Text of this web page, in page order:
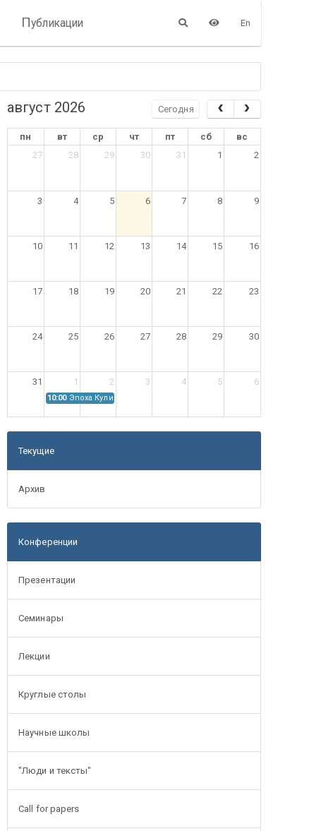
Публикации En
август 2026 Сегодня
пн вт ср чт пт сб
вс
27
28 29 30 31 1 2
3 4 5 6 7 8 9
10 11 12 13 14 15 16
17 18 19 20 21 22 23
24 25 26 27 28 29 30
31 1 2 3 4 5 6
10:00 Эпоха Куликовской битвы: Проблемы источниковедения
Текущие
Архив
Конференции
Презентации
Семинары
Лекции
Круглые столы
Научные школы
"Люди и тексты"
Call for papers